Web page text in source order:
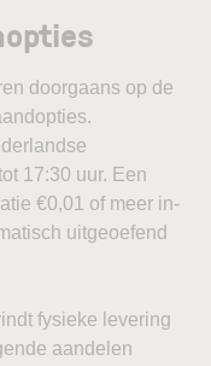
doorgaans op de
17:30 uur. Een
€0,01 of meer in-
uitgeoefend
fysieke levering
aandelen